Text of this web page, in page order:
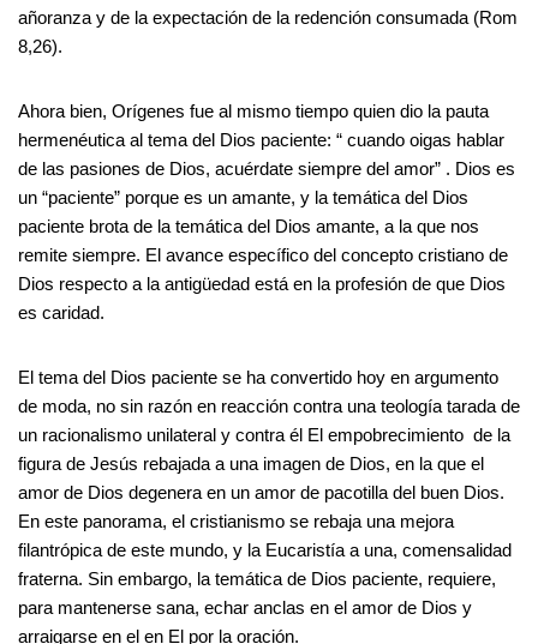
añoranza y de la expectación de la redención consumada (Rom
8,26).
Ahora bien, Orígenes fue al mismo tiempo quien dio la pauta
hermenéutica al tema del Dios paciente: “ cuando oigas hablar
de las pasiones de Dios, acuérdate siempre del amor” . Dios es
un “paciente” porque es un amante, y la temática del Dios
paciente brota de la temática del Dios amante, a la que nos
remite siempre. El avance específico del concepto cristiano de
Dios respecto a la antigüedad está en la profesión de que Dios
es caridad.
El tema del Dios paciente se ha convertido hoy en argumento
de moda, no sin razón en reacción contra una teología tarada de
un racionalismo unilateral y contra él El empobrecimiento de la
figura de Jesús rebajada a una imagen de Dios, en la que el
amor de Dios degenera en un amor de pacotilla del buen Dios.
En este panorama, el cristianismo se rebaja una mejora
filantrópica de este mundo, y la Eucaristía a una, comensalidad
fraterna. Sin embargo, la temática de Dios paciente, requiere,
para mantenerse sana, echar anclas en el amor de Dios y
arraigarse en el en El por la oración.